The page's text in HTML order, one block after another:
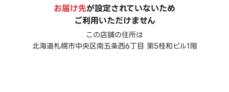
お届け先が設定されていないため
ご利用いただけません
この店舗の住所は
北海道札幌市中央区南五条西6丁目 第5桂和ビル1階